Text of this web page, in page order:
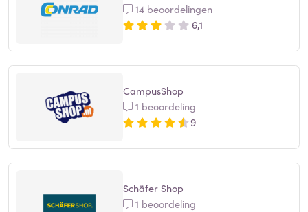
14 beoordelingen
6,1
CampusShop
1 beoordeling
9
Schäfer Shop
1 beoordeling